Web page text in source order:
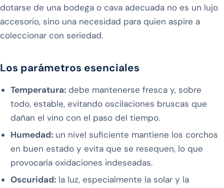
dotarse de una bodega o cava adecuada no es un lujo
accesorio, sino una necesidad para quien aspire a
coleccionar con seriedad.
Los parámetros esenciales
Temperatura:debe mantenerse fresca y, sobre
todo, estable, evitando oscilaciones bruscas que
dañan el vino con el paso del tiempo.
Humedad:un nivel suficiente mantiene los corchos
en buen estado y evita que se resequen, lo que
provocaría oxidaciones indeseadas.
Oscuridad:la luz, especialmente la solar y la